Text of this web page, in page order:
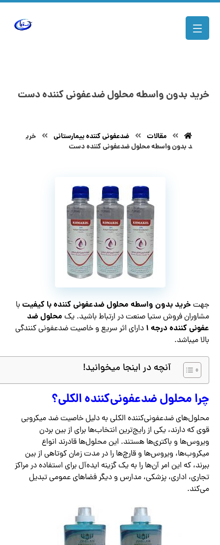
خرید بدون واسطه محلول ضدعفونی کننده دست
مقالات ضدعفونی کننده بیمارستانی
خری
د بدون واسطه محلول ضدعفونی کننده دست
جهت خرید بدون واسطه محلول ضدعفونی کننده با کیفیت با
مشاوران فروش ستیا صنعت در ارتباط باشید. یک محلول ضد
عفونی کننده درجه ۱ دارای اثر سریع و خاصیت ضدعفونی کنندگی
بالا میباشد.
آنچه در اینجا میخوانید!
چرا محلول ضدعفونی‌کننده الکلی؟
محلول‌های ضدعفونی‌کننده الکلی به دلیل خاصیت ضد میکروبی
قوی که دارند، یکی از رایج‌ترین انتخاب‌ها برای از بین بردن
ویروس‌ها و باکتری‌ها هستند. این محلول‌ها قادرند انواع
میکروب‌ها، ویروس‌ها و قارچ‌ها را در مدت زمان کوتاهی از بین
ببرند، که این امر آن‌ها را به یک گزینه ایده‌آل برای استفاده در مراکز
تجاری، اداری، پزشکی، مدارس و دیگر فضاهای عمومی تبدیل
می‌کند.